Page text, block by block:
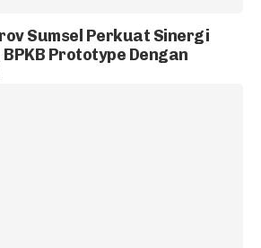
Sumsel Perkuat Sinergi
Prototype Dengan